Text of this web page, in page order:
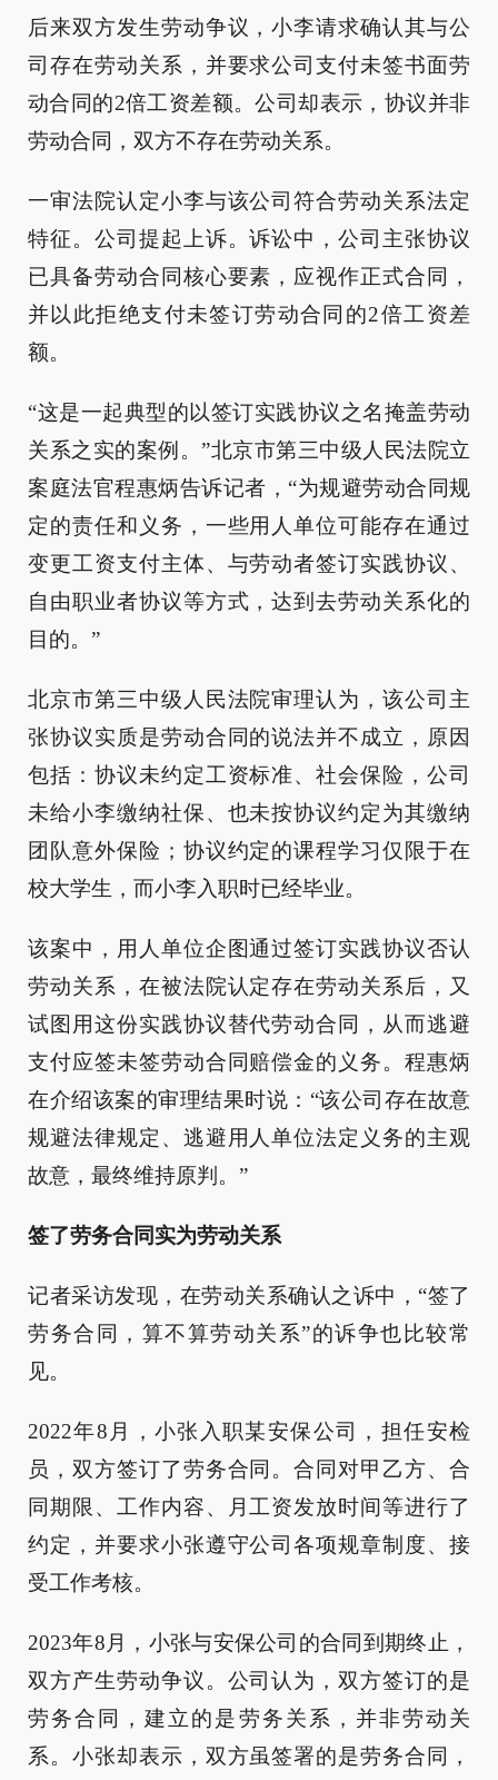
后来双方发生劳动争议，小李请求确认其与公
司存在劳动关系，并要求公司支付未签书面劳
动合同的2倍工资差额。公司却表示，协议并非
劳动合同，双方不存在劳动关系。
一审法院认定小李与该公司符合劳动关系法定
特征。公司提起上诉。诉讼中，公司主张协议
已具备劳动合同核心要素，应视作正式合同，
并以此拒绝支付未签订劳动合同的2倍工资差
额。
“这是一起典型的以签订实践协议之名掩盖劳动
关系之实的案例。”北京市第三中级人民法院立
案庭法官程惠炳告诉记者，“为规避劳动合同规
定的责任和义务，一些用人单位可能存在通过
变更工资支付主体、与劳动者签订实践协议、
自由职业者协议等方式，达到去劳动关系化的
目的。”
北京市第三中级人民法院审理认为，该公司主
张协议实质是劳动合同的说法并不成立，原因
包括：协议未约定工资标准、社会保险，公司
未给小李缴纳社保、也未按协议约定为其缴纳
团队意外保险；协议约定的课程学习仅限于在
校大学生，而小李入职时已经毕业。
该案中，用人单位企图通过签订实践协议否认
劳动关系，在被法院认定存在劳动关系后，又
试图用这份实践协议替代劳动合同，从而逃避
支付应签未签劳动合同赔偿金的义务。程惠炳
在介绍该案的审理结果时说：“该公司存在故意
规避法律规定、逃避用人单位法定义务的主观
故意，最终维持原判。”
签了劳务合同实为劳动关系
记者采访发现，在劳动关系确认之诉中，“签了
劳务合同，算不算劳动关系”的诉争也比较常
见。
2022年8月，小张入职某安保公司，担任安检
员，双方签订了劳务合同。合同对甲乙方、合
同期限、工作内容、月工资发放时间等进行了
约定，并要求小张遵守公司各项规章制度、接
受工作考核。
2023年8月，小张与安保公司的合同到期终止，
双方产生劳动争议。公司认为，双方签订的是
劳务合同，建立的是劳务关系，并非劳动关
系。小张却表示，双方虽签署的是劳务合同，